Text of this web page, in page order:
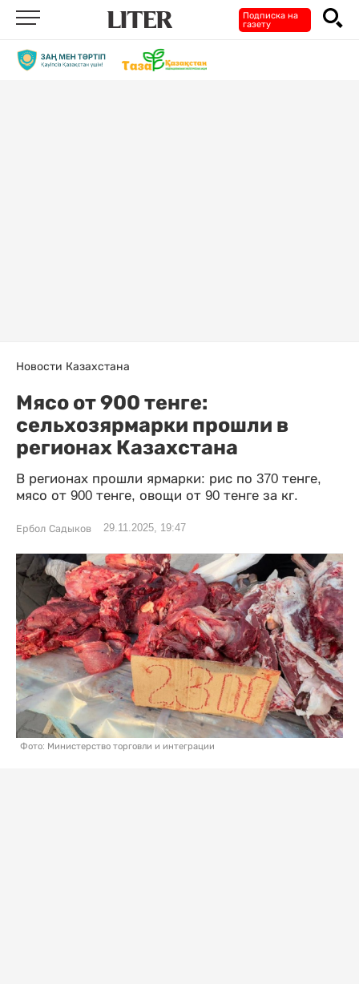
Подписка на
газету
Новости Казахстана
Мясо от 900 тенге:
сельхозярмарки прошли в
регионах Казахстана
В регионах прошли ярмарки: рис по 370 тенге,
мясо от 900 тенге, овощи от 90 тенге за кг.
Ербол Садыков 29.11.2025, 19:47
Фото: Министерство торговли и интеграции